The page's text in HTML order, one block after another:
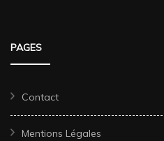
PAGES
Contact
Mentions Légales